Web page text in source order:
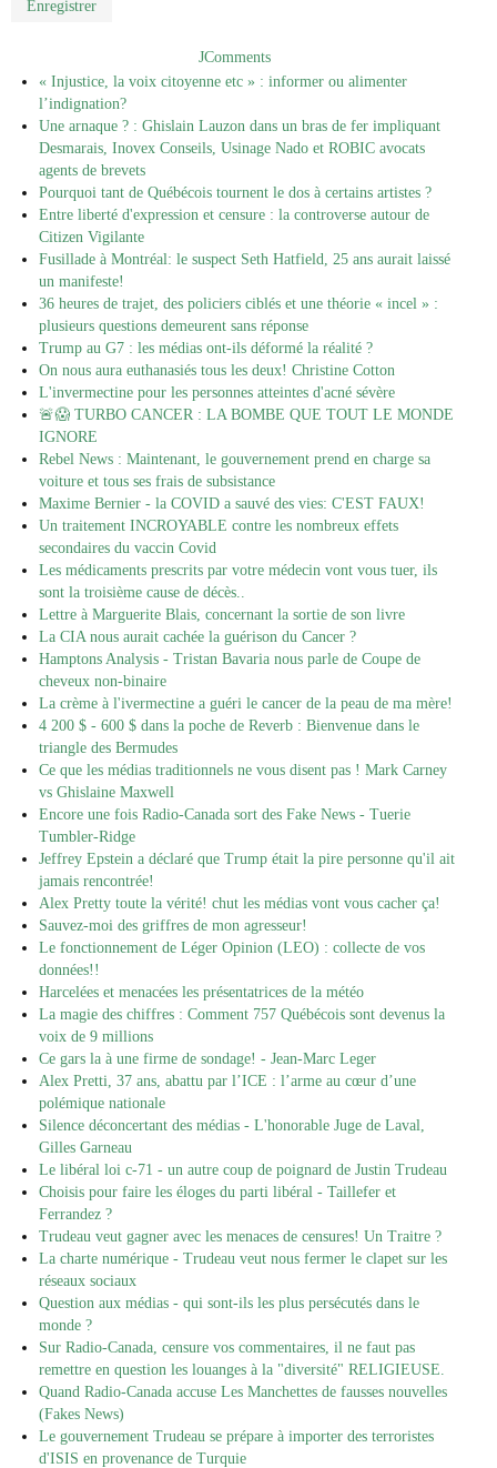
Enregistrer
JComments
« Injustice, la voix citoyenne etc » : informer ou alimenter
l’indignation?
Une arnaque ? : Ghislain Lauzon dans un bras de fer impliquant
Desmarais, Inovex Conseils, Usinage Nado et ROBIC avocats
agents de brevets
Pourquoi tant de Québécois tournent le dos à certains artistes ?
Entre liberté d'expression et censure : la controverse autour de
Citizen Vigilante
Fusillade à Montréal: le suspect Seth Hatfield, 25 ans aurait laissé
un manifeste!
36 heures de trajet, des policiers ciblés et une théorie « incel » :
plusieurs questions demeurent sans réponse
Trump au G7 : les médias ont-ils déformé la réalité ?
On nous aura euthanasiés tous les deux! Christine Cotton
L'invermectine pour les personnes atteintes d'acné sévère
🚨😱 TURBO CANCER : LA BOMBE QUE TOUT LE MONDE
IGNORE
Rebel News : Maintenant, le gouvernement prend en charge sa
voiture et tous ses frais de subsistance
Maxime Bernier - la COVID a sauvé des vies: C'EST FAUX!
Un traitement INCROYABLE contre les nombreux effets
secondaires du vaccin Covid
Les médicaments prescrits par votre médecin vont vous tuer, ils
sont la troisième cause de décès..
Lettre à Marguerite Blais, concernant la sortie de son livre
La CIA nous aurait cachée la guérison du Cancer ?
Hamptons Analysis - Tristan Bavaria nous parle de Coupe de
cheveux non-binaire
La crème à l'ivermectine a guéri le cancer de la peau de ma mère!
4 200 $ - 600 $ dans la poche de Reverb : Bienvenue dans le
triangle des Bermudes
Ce que les médias traditionnels ne vous disent pas ! Mark Carney
vs Ghislaine Maxwell
Encore une fois Radio-Canada sort des Fake News - Tuerie
Tumbler-Ridge
Jeffrey Epstein a déclaré que Trump était la pire personne qu'il ait
jamais rencontrée!
Alex Pretty toute la vérité! chut les médias vont vous cacher ça!
Sauvez-moi des griffres de mon agresseur!
Le fonctionnement de Léger Opinion (LEO) : collecte de vos
données!!
Harcelées et menacées les présentatrices de la météo
La magie des chiffres : Comment 757 Québécois sont devenus la
voix de 9 millions
Ce gars la à une firme de sondage! - Jean-Marc Leger
Alex Pretti, 37 ans, abattu par l’ICE : l’arme au cœur d’une
polémique nationale
Silence déconcertant des médias - L'honorable Juge de Laval,
Gilles Garneau
Le libéral loi c-71 - un autre coup de poignard de Justin Trudeau
Choisis pour faire les éloges du parti libéral - Taillefer et
Ferrandez ?
Trudeau veut gagner avec les menaces de censures! Un Traitre ?
La charte numérique - Trudeau veut nous fermer le clapet sur les
réseaux sociaux
Question aux médias - qui sont-ils les plus persécutés dans le
monde ?
Sur Radio-Canada, censure vos commentaires, il ne faut pas
remettre en question les louanges à la "diversité" RELIGIEUSE.
Quand Radio-Canada accuse Les Manchettes de fausses nouvelles
(Fakes News)
Le gouvernement Trudeau se prépare à importer des terroristes
d'ISIS en provenance de Turquie